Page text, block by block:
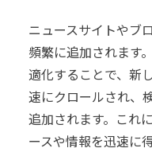
ニュースサイトやブ
頻繁に追加されます
適化することで、新
速にクロールされ、
追加されます。これ
ースや情報を迅速に